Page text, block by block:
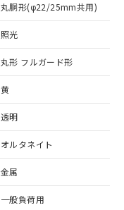
丸胴形(φ22/25mm共用)
照光
丸形 フルガード形
黄
透明
オルタネイト
金属
一般負荷用